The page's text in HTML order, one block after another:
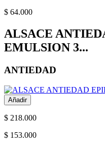
$ 64.000
ALSACE
EMULSION 3...
ANTIEDAD
Añadir
$ 218.000
$ 153.000